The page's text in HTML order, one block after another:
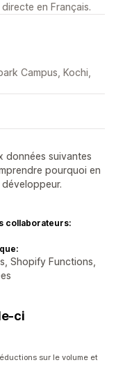
en Français.
Campus, Kochi,
données suivantes
pourquoi en
collaborateurs:
Shopify Functions,
ci
sur le volume et